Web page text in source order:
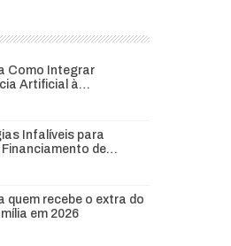
Como Integrar
Artificial à…
Infalíveis para
de…
quem recebe o extra do
em 2026